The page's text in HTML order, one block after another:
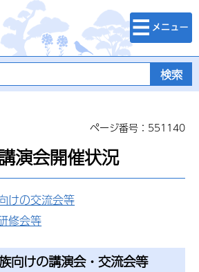
千葉県
検索・メニュ
ー
ページ番号：551140
演会開催状況
けの交流会等
修会等
向けの講演会・交流会等